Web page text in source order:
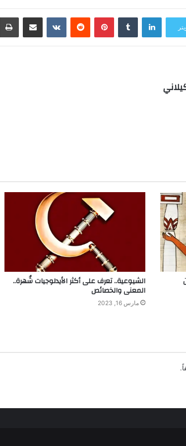
لينكدإن بينتيريست مشاركة عبر البريد
الشيوعية.. تعرف على أكثر الأيدلوجيات شُهرة..
المعنى والخصائص
مارس 16, 2023